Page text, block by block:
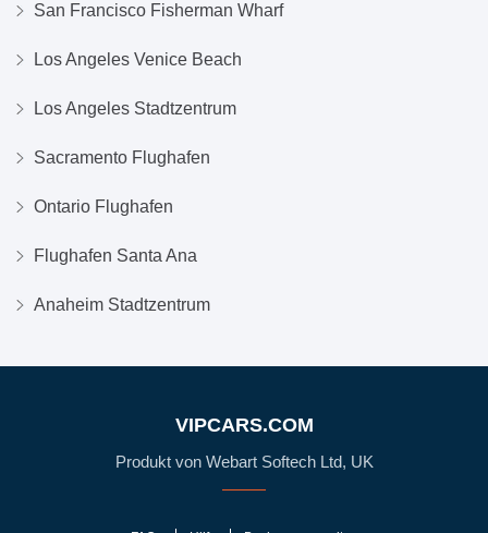
San Francisco Fisherman Wharf
Los Angeles Venice Beach
Los Angeles Stadtzentrum
Sacramento Flughafen
Ontario Flughafen
Flughafen Santa Ana
Anaheim Stadtzentrum
VIPCARS.COM
Produkt von Webart Softech Ltd, UK